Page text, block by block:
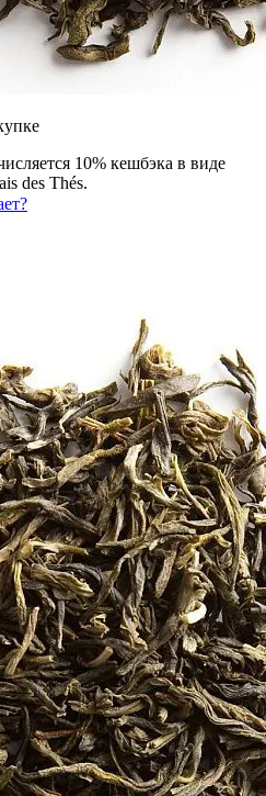
10% кешбэка в виде
des Thés.